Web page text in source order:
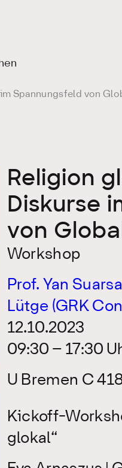
Spannungsfeld von
Religion
Diskurse
von
Workshop
Prof. Yan
Lütge (GRK
12.10.2023
09:30 – 17:30
U Bremen C
Kickoff-
glokal“